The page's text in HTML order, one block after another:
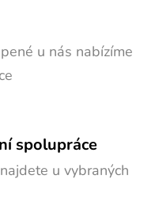
u nás nabízíme
spolupráce
u vybraných